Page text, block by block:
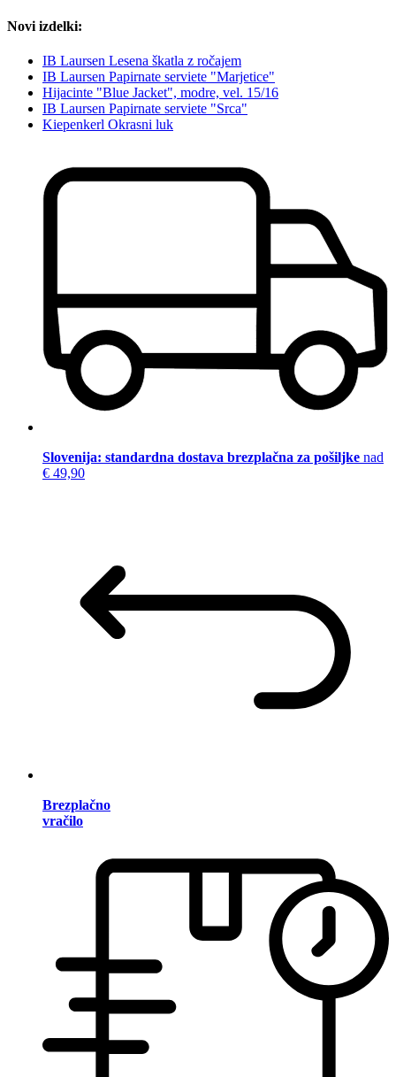
Novi izdelki:
IB Laursen Lesena škatla z ročajem
IB Laursen Papirnate serviete "Marjetice"
Hijacinte "Blue Jacket", modre, vel. 15/16
IB Laursen Papirnate serviete "Srca"
Kiepenkerl Okrasni luk
Slovenija: standardna dostava brezplačna za pošiljke nad
€ 49,90
Brezplačno
vračilo